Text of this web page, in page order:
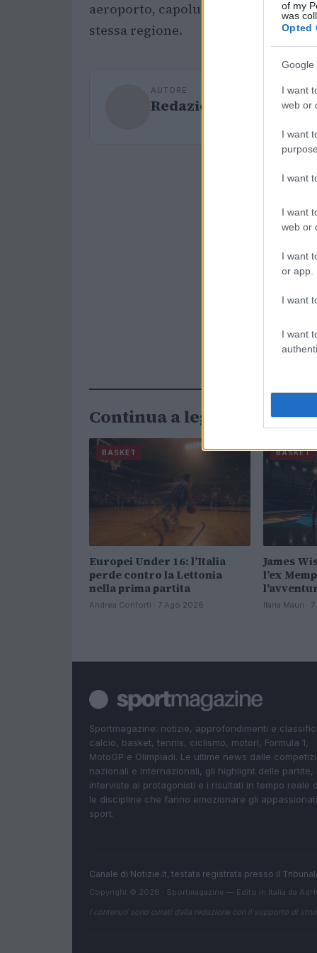
of my
was
Opted
Google
I want
web or
I want
I want
I want
web or
I want
or app.
I want
I want
aeroporto, capoluogo di regione o
stessa regione.
AUTORE
Redazione Sport
Continua a leggere
BASKET
Europei Under 16: l’Italia
perde contro la Lettonia
nella prima partita
Andrea Conforti · 7 Ago 2026
BASKET
James
l’ex
Ilaria Mauri ·
Sportmagazine: notizie, approfondimenti e
calcio, basket, tennis, ciclismo, motori, Formula 1,
MotoGP e Olimpiadi. Le ultime news dalle
nazionali e internazionali, gli highlight delle partite,
interviste ai protagonisti e i risultati in tempo reale
le discipline che fanno emozionare gli
sport.
Canale di Notizie.it, testata registrata presso il
Copyright © 2026 · Sportmagazine — Edito in Italia da
I contenuti sono curati dalla redazione con il supporto di